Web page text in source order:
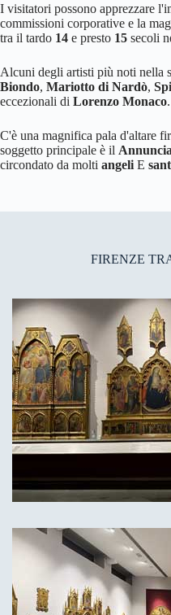
I visitatori possono apprezzare
commissioni corporative e la
tra il tardo 14 e presto 15 secoli
Alcuni degli artisti più noti nella
Biondo, Mariotto di Nardò,
eccezionali di Lorenzo Monaco.
C'è una magnifica pala d'altare
soggetto principale è il
circondato da molti angeli E
FIRENZE